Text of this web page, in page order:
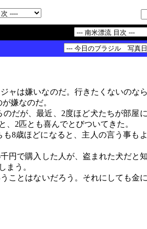
ャは嫌いなのだ。行きたくないのな
嫌なのだ。
だが、最近、2度ほど犬たちが部屋
2匹とも喜んでとびついてきた。
8歳ほどになると、主人の言う事も
円で購入した人が、盗まれた犬だと
まう。
ことはないだろう。それにしても金